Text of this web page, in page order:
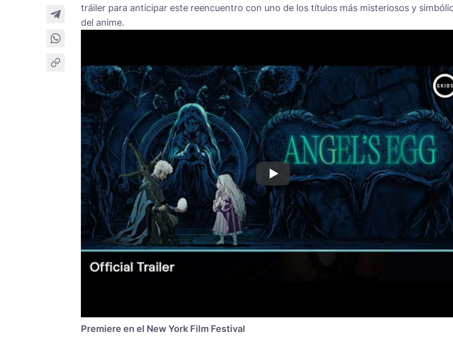
tráiler para anticipar este reencuentro con uno de los títulos más misteriosos y
del anime.
Premiere en el New York Film Festival